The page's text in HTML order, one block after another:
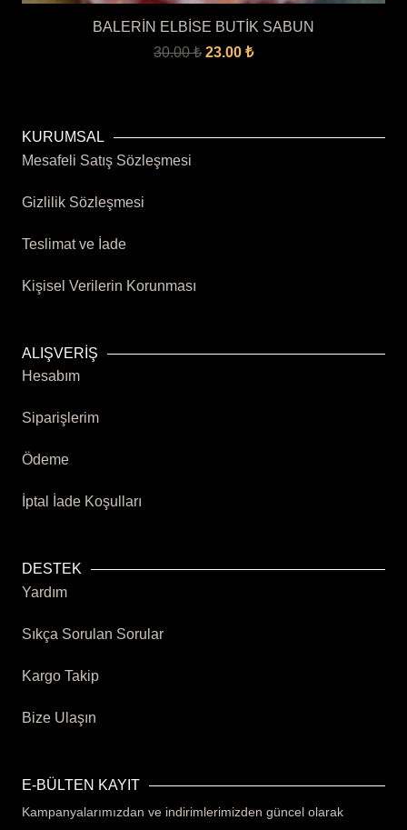
BALERİN ELBİSE BUTİK SABUN
30.00₺ Orijinal
23.00 ₺Şu
KURUMSAL
Mesafeli Satış Sözleşmesi
Gizlilik Sözleşmesi
Teslimat ve İade
Kişisel Verilerin Korunması
ALIŞVERİŞ
Hesabım
Siparişlerim
Ödeme
İptal İade Koşulları
DESTEK
Yardım
Sıkça Sorulan Sorular
Kargo Takip
Bize Ulaşın
E-BÜLTEN KAYIT
Kampanyalarımızdan ve indirimlerimizden güncel olarak